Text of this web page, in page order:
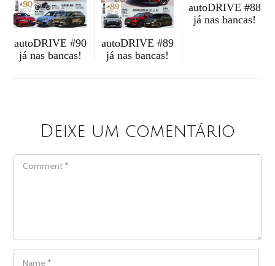
autoDRIVE #90
já nas bancas!
autoDRIVE #89
já nas bancas!
autoDRIVE #88
já nas bancas!
Deixe um comentário
COMMENT
NAME